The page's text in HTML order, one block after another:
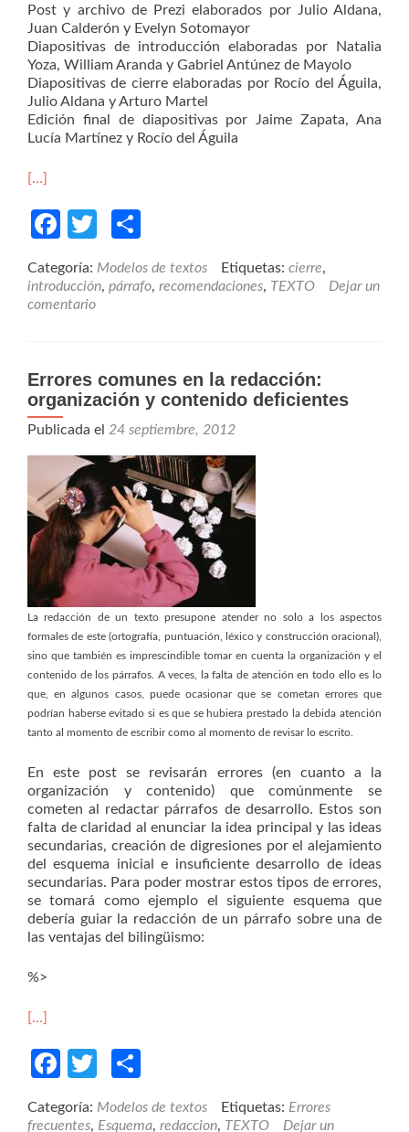
Post y archivo de Prezi elaborados por Julio Aldana,
Juan Calderón y Evelyn Sotomayor
Diapositivas de introducción elaboradas por Natalia
Yoza, William Aranda y Gabriel Antúnez de Mayolo
Diapositivas de cierre elaboradas por Rocío del Águila,
Julio Aldana y Arturo Martel
Edición final de diapositivas por Jaime Zapata, Ana
Lucía Martínez y Rocío del Águila
[…]
Facebook
Twitter
Categoría: Modelos de textos Etiquetas: cierre,
introducción, párrafo, recomendaciones, TEXTO
Dejar un
comentario
Errores comunes en la redacción:
organización y contenido deficientes
Publicada el 24 septiembre, 2012
La redacción de un texto presupone atender no solo a los aspectos
formales de este (ortografía, puntuación, léxico y construcción oracional),
sino que también es imprescindible tomar en cuenta la organización y el
contenido de los párrafos. A veces, la falta de atención en todo ello es lo
que, en algunos casos, puede ocasionar que se cometan errores que
podrían haberse evitado si es que se hubiera prestado la debida atención
tanto al momento de escribir como al momento de revisar lo escrito.
En este post se revisarán errores (en cuanto a la
organización y contenido) que comúnmente se
cometen al redactar párrafos de desarrollo. Estos son
falta de claridad al enunciar la idea principal y las ideas
secundarias, creación de digresiones por el alejamiento
del esquema inicial e insuficiente desarrollo de ideas
secundarias. Para poder mostrar estos tipos de errores,
se tomará como ejemplo el siguiente esquema que
debería guiar la redacción de un párrafo sobre una de
las ventajas del bilingüismo:
%>
[…]
Facebook
Twitter
Categoría: Modelos de textos Etiquetas: Errores
frecuentes, Esquema, redaccion, TEXTO Dejar un